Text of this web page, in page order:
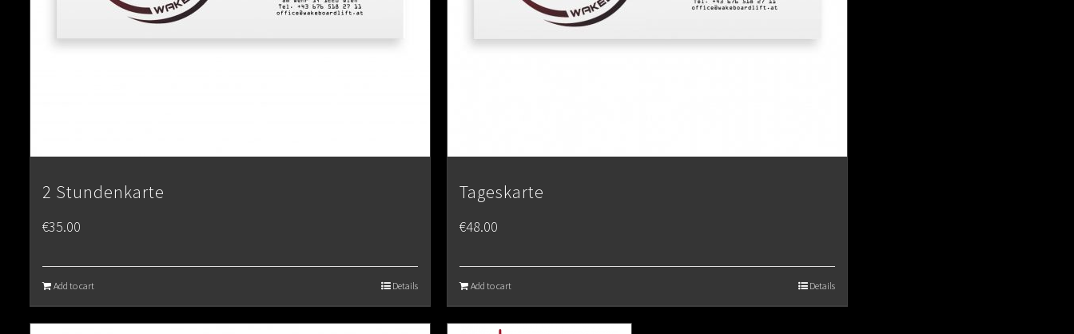
2 Stundenkarte
€35.00
Add to cart Details
Tageskarte
€48.00
Add to cart Details